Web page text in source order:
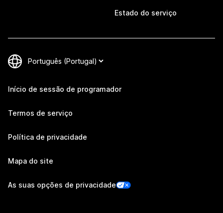
Estado do serviço
Início de sessão de programador
Termos de serviço
Política de privacidade
Mapa do site
As suas opções de privacidade